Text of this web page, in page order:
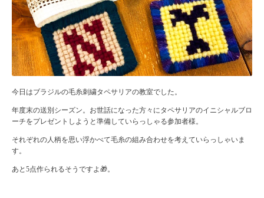
今日はブラジルの毛糸刺繍タペサリアの教室でした。
年度末の送別シーズン。お世話になった方々にタペサリアのイニシャルブロ
ーチをプレゼントしようと準備していらっしゃる参加者様。
それぞれの人柄を思い浮かべて毛糸の組み合わせを考えていらっしゃいま
す。
あと5点作られるそうですよ🎁。